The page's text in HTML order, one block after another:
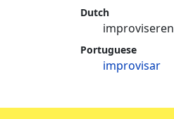
Dutch
improviseren
Portuguese
improvisar